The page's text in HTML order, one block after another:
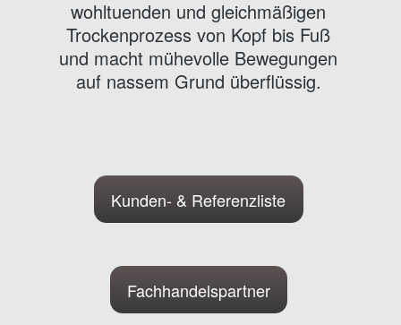
wohltuenden und gleichmäßigen
Trockenprozess von Kopf bis Fuß
und macht mühevolle Bewegungen
auf nassem Grund überflüssig.
Kunden- & Referenzliste
Fachhandelspartner